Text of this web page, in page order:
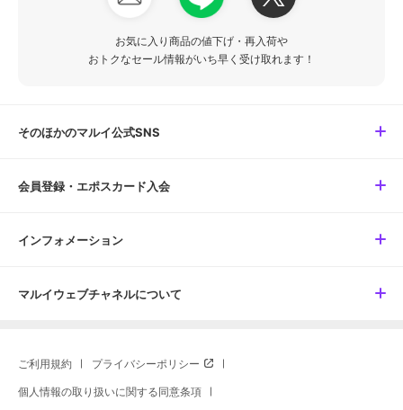
お気に入り商品の値下げ・再入荷や
おトクなセール情報がいち早く受け取れます！
そのほかのマルイ公式SNS
会員登録・エポスカード入会
インフォメーション
マルイウェブチャネルについて
ご利用規約 プライバシーポリシー
個人情報の取り扱いに関する同意条項